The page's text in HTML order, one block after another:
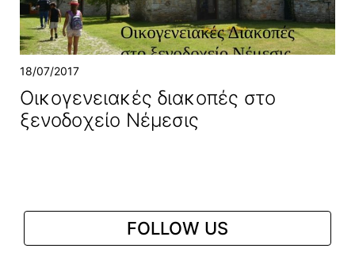
18/07/2017
Οικογενειακές διακοπές στο
ξενοδοχείο Νέμεσις
FOLLOW US